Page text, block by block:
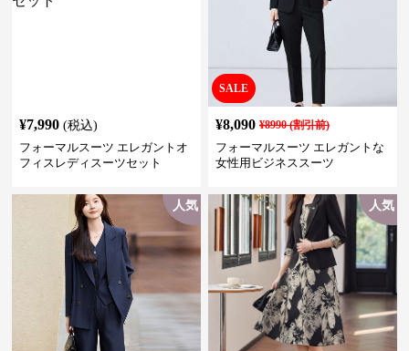
¥7,990 (税込)
フォーマルスーツ エレガントオ
フィスレディスーツセット
SALE
¥8,090 ¥8990(割引前)
フォーマルスーツ エレガントな
女性用ビジネススーツ
人気 人気